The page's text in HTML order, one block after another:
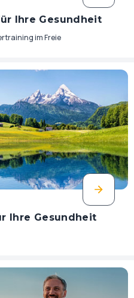
Ihre Gesundheit
im Freie
Ihre Gesundheit